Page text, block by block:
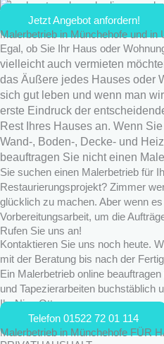
Jetzt Angebot anfordern!
Malerbetrieb in Münchehofe und in
Egal, ob Sie Ihr Haus oder
vielleicht auch vermieten
das Äußere jedes Hauses oder
sich gut leben und wenn man
erste Eindruck der
Rest Ihres Hauses an. Wenn
Wand-, Boden-, Decke- und
beauftragen Sie nicht einen
Sie suchen einen Malerbetrieb für
Restaurierungsprojekt? Zimmer
glücklich zu machen. Aber wenn
Vorbereitungsarbeit, um die
Rufen Sie uns an!
Kontaktieren Sie uns noch heute.
mit der Beratung bis nach der
Ein Malerbetrieb online
und Tapezierarbeiten buchstäblich
Ihr Nico Otto
Telefon 01522 72 01 114
Malerbetrieb in Münchehofe FÜR